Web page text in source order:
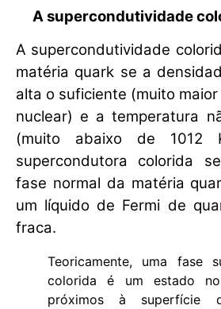
A supercondutividade
A supercondutividade
matéria quark se a
alta o suficiente (muito
nuclear) e a temperatura
(muito abaixo de 1012
supercondutora colorida
fase normal da matéria
um líquido de Fermi de
fraca.
Teoricamente, uma fase
colorida é um estado
próximos à superfície